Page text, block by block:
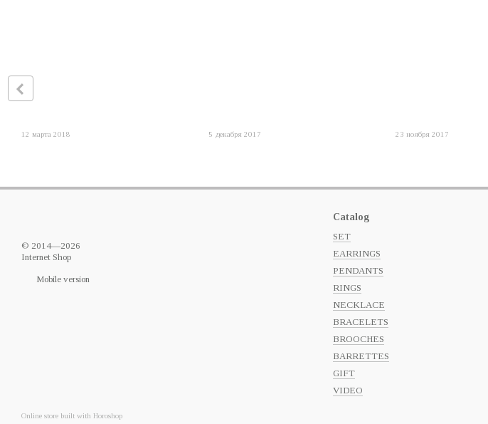
12 марта 2018 5 декабря 2017 23 ноября 2017
© 2014—2026
Internet Shop
Mobile version
Online store built with Horoshop
Catalog
SET
EARRINGS
PENDANTS
RINGS
NECKLACE
BRACELETS
BROOCHES
BARRETTES
GIFT
VIDEO